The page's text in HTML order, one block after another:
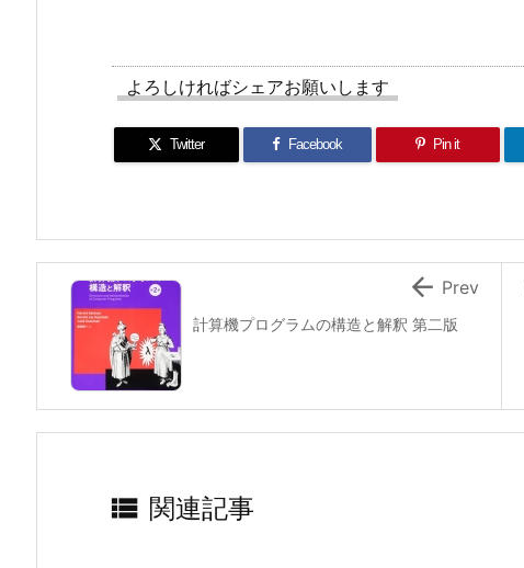
よろしければシェアお願いします
Twitter Facebook Pin it
計算機プログラムの構造と解釈 第二版
 Prev
 関連記事